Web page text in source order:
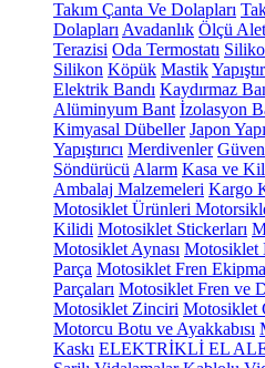
Takım Çanta Ve Dolapları
Dolapları Avadanlık Ölçü
Terazisi Oda Termostatı
Silikon Köpük Mastik
Elektrik Bandı Kaydırmaz
Alüminyum Bant İzolasyon
Kimyasal Dübeller Japon
Yapıştırıcı Merdivenler
Söndürücü Alarm Kasa ve
Ambalaj Malzemeleri Kargo
Motosiklet Ürünleri
Kilidi Motosiklet Stickerları
Motosiklet Aynası Motosiklet
Parça Motosiklet Fren
Parçaları Motosiklet Fren ve
Motosiklet Zinciri Motosiklet
Motorcu Botu ve Ayakkabısı
Kaskı ELEKTRİKLİ EL